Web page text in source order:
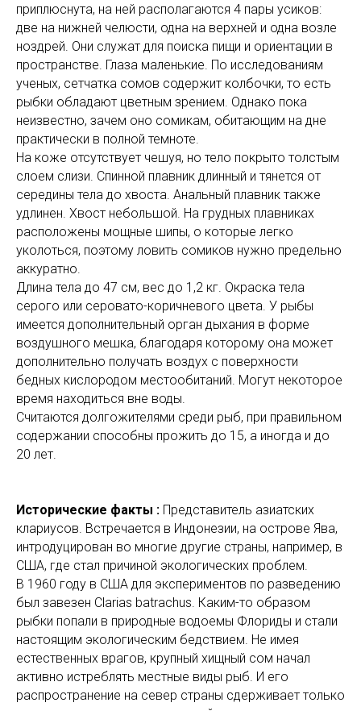
приплюснута, на ней располагаются 4 пары усиков:
две на нижней челюсти, одна на верхней и одна возле
ноздрей. Они служат для поиска пищи и ориентации в
пространстве. Глаза маленькие. По исследованиям
ученых, сетчатка сомов содержит колбочки, то есть
рыбки обладают цветным зрением. Однако пока
неизвестно, зачем оно сомикам, обитающим на дне
практически в полной темноте.
На коже отсутствует чешуя, но тело покрыто толстым
слоем слизи. Спинной плавник длинный и тянется от
середины тела до хвоста. Анальный плавник также
удлинен. Хвост небольшой. На грудных плавниках
расположены мощные шипы, о которые легко
уколоться, поэтому ловить сомиков нужно предельно
аккуратно.
Длина тела до 47 см, вес до 1,2 кг. Окраска тела
серого или серовато-коричневого цвета. У рыбы
имеется дополнительный орган дыхания в форме
воздушного мешка, благодаря которому она может
дополнительно получать воздух с поверхности
бедных кислородом местообитаний. Могут некоторое
время находиться вне воды.
Считаются долгожителями среди рыб, при правильном
содержании способны прожить до 15, а иногда и до
20 лет.
Исторические факты : Представитель азиатских
клариусов. Встречается в Индонезии, на острове Ява,
интродуцирован во многие другие страны, например, в
США, где стал причиной экологических проблем.
В 1960 году в США для экспериментов по разведению
был завезен Clarias batrachus. Каким-то образом
рыбки попали в природные водоемы Флориды и стали
настоящим экологическим бедствием. Не имея
естественных врагов, крупный хищный сом начал
активно истреблять местные виды рыб. И его
распространение на север страны сдерживает только